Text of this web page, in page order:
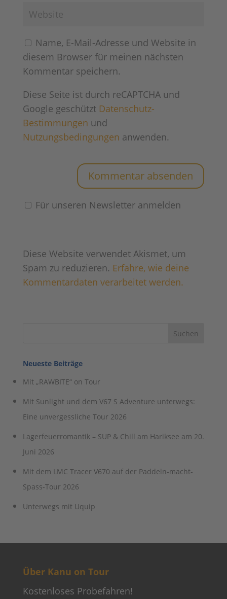
Name, E-Mail-Adresse und Website in
diesem Browser für meinen nächsten
Kommentar speichern.
Diese Seite ist durch reCAPTCHA und
Google geschützt Datenschutz-
Bestimmungen und
Nutzungsbedingungen anwenden.
Für unseren Newsletter anmelden
Diese Website verwendet Akismet, um
Spam zu reduzieren. Erfahre, wie deine
Kommentardaten verarbeitet werden.
Neueste Beiträge
Mit „RAWBITE“ on Tour
Mit Sunlight und dem V67 S Adventure unterwegs:
Eine unvergessliche Tour 2026
Lagerfeuerromantik – SUP & Chill am Hariksee am 20.
Juni 2026
Mit dem LMC Tracer V670 auf der Paddeln-macht-
Spass-Tour 2026
Unterwegs mit Uquip
Über Kanu on Tour
Kostenloses Probefahren!